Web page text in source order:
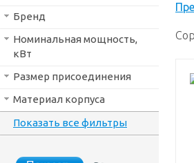
Бренд
Номинальная мощность,
кВт
Размер присоединения
Материал корпуса
Показать все фильтры